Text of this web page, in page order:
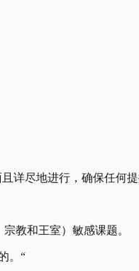
详尽地进行，确保任何
教和王室）敏感课题。
。“